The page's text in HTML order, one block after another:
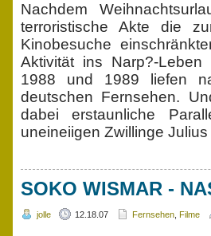
Nachdem
terroristische Akte die
Kinobesuche
Aktivität ins Narp?-
1988 und 1989 liefen
deutschen Fernsehen.
dabei erstaunliche
uneineiigen Zwillinge
SOKO WISMAR -
jolle 12.18.07 Fernsehen, Filme